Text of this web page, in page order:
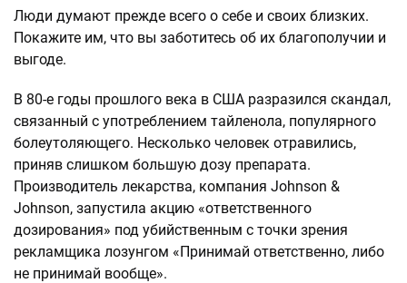
Люди думают прежде всего о себе и своих близких.
Покажите им, что вы заботитесь об их благополучии и
выгоде.
В 80-е годы прошлого века в США разразился скандал,
связанный с употреблением тайленола, популярного
болеутоляющего. Несколько человек отравились,
приняв слишком большую дозу препарата.
Производитель лекарства, компания Johnson &
Johnson, запустила акцию «ответственного
дозирования» под убийственным с точки зрения
рекламщика лозунгом «Принимай ответственно, либо
не принимай вообще».